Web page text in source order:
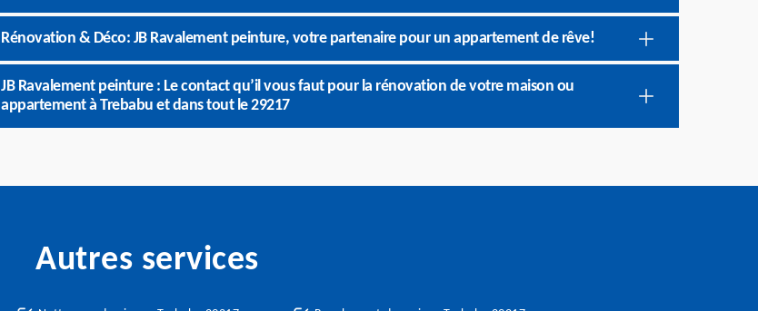
Rénovation & Déco: JB Ravalement peinture, votre partenaire pour un appartement de rêve!
JB Ravalement peinture : Le contact qu’il vous faut pour la rénovation de votre maison ou
appartement à Trebabu et dans tout le 29217
Autres services